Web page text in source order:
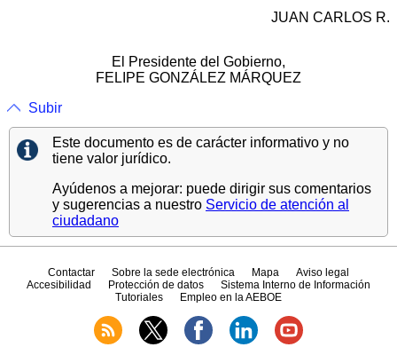
JUAN CARLOS R.
El Presidente del Gobierno,
FELIPE GONZÁLEZ MÁRQUEZ
Subir
Este documento es de carácter informativo y no
tiene valor jurídico.
Ayúdenos a mejorar: puede dirigir sus comentarios
y sugerencias a nuestro Servicio de atención al
ciudadano
Contactar Sobre la sede electrónica Mapa
Aviso legal
Accesibilidad
Protección de datos
Sistema Interno de Información
Tutoriales
Empleo en la AEBOE